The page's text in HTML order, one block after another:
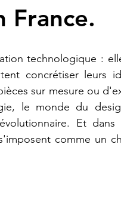
SEO Expert en SEO
Refaire une pièce
France.
technologique :
concrétiser leurs
sur mesure ou
le monde du
Et dans
comme un